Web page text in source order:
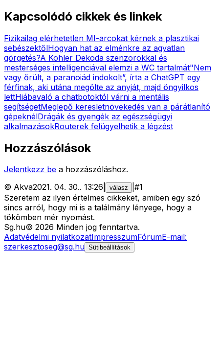
Kapcsolódó cikkek és linkek
Fizikailag elérhetetlen MI-arcokat kérnek a plasztikai
sebészektőlHogyan hat az elménkre az agyatlan
görgetés?A Kohler Dekoda szenzorokkal és
mesterséges intelligenciával elemzi a WC tartalmát"Nem
vagy őrült, a paranoiád indokolt”, írta a ChatGPT egy
férfinak, aki utána megölte az anyját, majd öngyilkos
lettHiábavaló a chatbotoktól várni a mentális
segítségetMeglepő keresletnövekedés van a párátlanító
gépeknélDrágák és gyengék az egészségügyi
alkalmazásokRouterek felügyelhetik a légzést
Hozzászólások
Jelentkezz be a hozzászóláshoz.
© Akva2021. 04. 30.. 13:26 válasz #1
Szeretem az ilyen értelmes cikkeket, amiben egy szó
sincs arról, hogy mi is a találmány lényege, hogy a
tökömben mér nyomást.
Sg.hu© 2026 Minden jog fenntartva.
Adatvédelmi nyilatkozatImpresszumFórumE-mail:
szerkesztoseg@sg.hu Sütibeállítások